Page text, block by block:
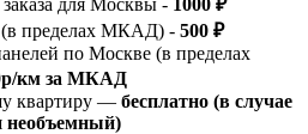
для Москвы - 1000 ₽
(в пределах МКАД) - 500 ₽
по Москве (в пределах
км за МКАД
квартиру — бесплатно (в случае
необъемный)